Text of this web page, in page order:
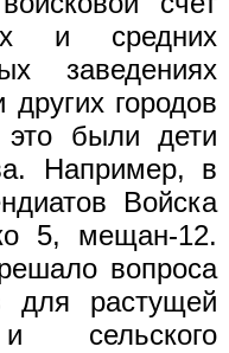
и средних
заведениях
городов
были дети
Например, в
Войска
5, мещан-12.
вопроса
для растущей
сельского